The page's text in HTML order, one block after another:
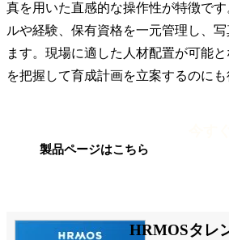
真を用いた直感的な操作性が特徴で
ルや経験、保有資格を一元管理し、
ます。現場に適した人材配置が可能
を把握して育成計画を立案するのにも
製品ページはこちら
HRMOSタレ